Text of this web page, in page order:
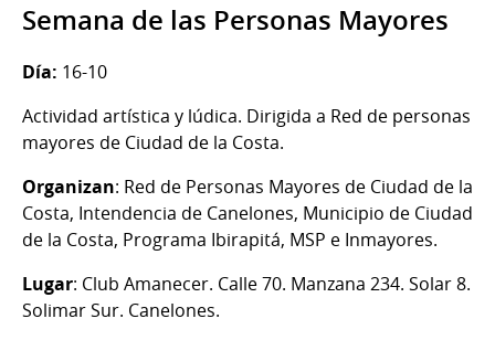
Semana de las Personas Mayores
Día: 16-10
Actividad artística y lúdica. Dirigida a Red de personas
mayores de Ciudad de la Costa.
Organizan: Red de Personas Mayores de Ciudad de la
Costa, Intendencia de Canelones, Municipio de Ciudad
de la Costa, Programa Ibirapitá, MSP e Inmayores.
Lugar: Club Amanecer. Calle 70. Manzana 234. Solar 8.
Solimar Sur. Canelones.